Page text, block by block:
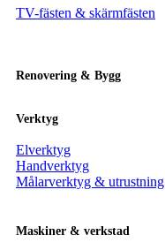
TV-fästen & skärmfästen
Renovering & Bygg
Verktyg
Elverktyg
Handverktyg
Målarverktyg & utrustning
Maskiner & verkstad